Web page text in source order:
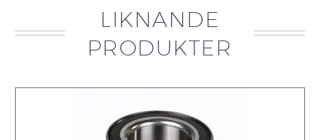
LIKNANDE
PRODUKTER